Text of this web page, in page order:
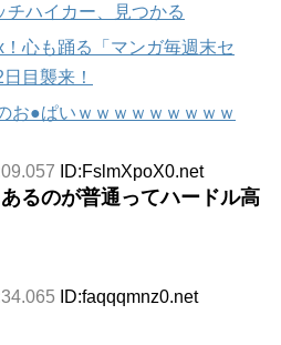
チハイカー、見つかる
心も踊る「マンガ毎週末セ
目襲来！
お●ぱいｗｗｗｗｗｗｗｗｗ
ID:FslmXpoX0.net
るのが普通ってハードル高
ID:faqqqmnz0.net